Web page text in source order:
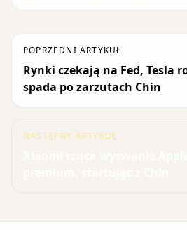
POPRZEDNI ARTYKUŁ
Rynki czekają na Fed, Tesla
spada po zarzutach Chin
NASTĘPNY ARTYKUŁ